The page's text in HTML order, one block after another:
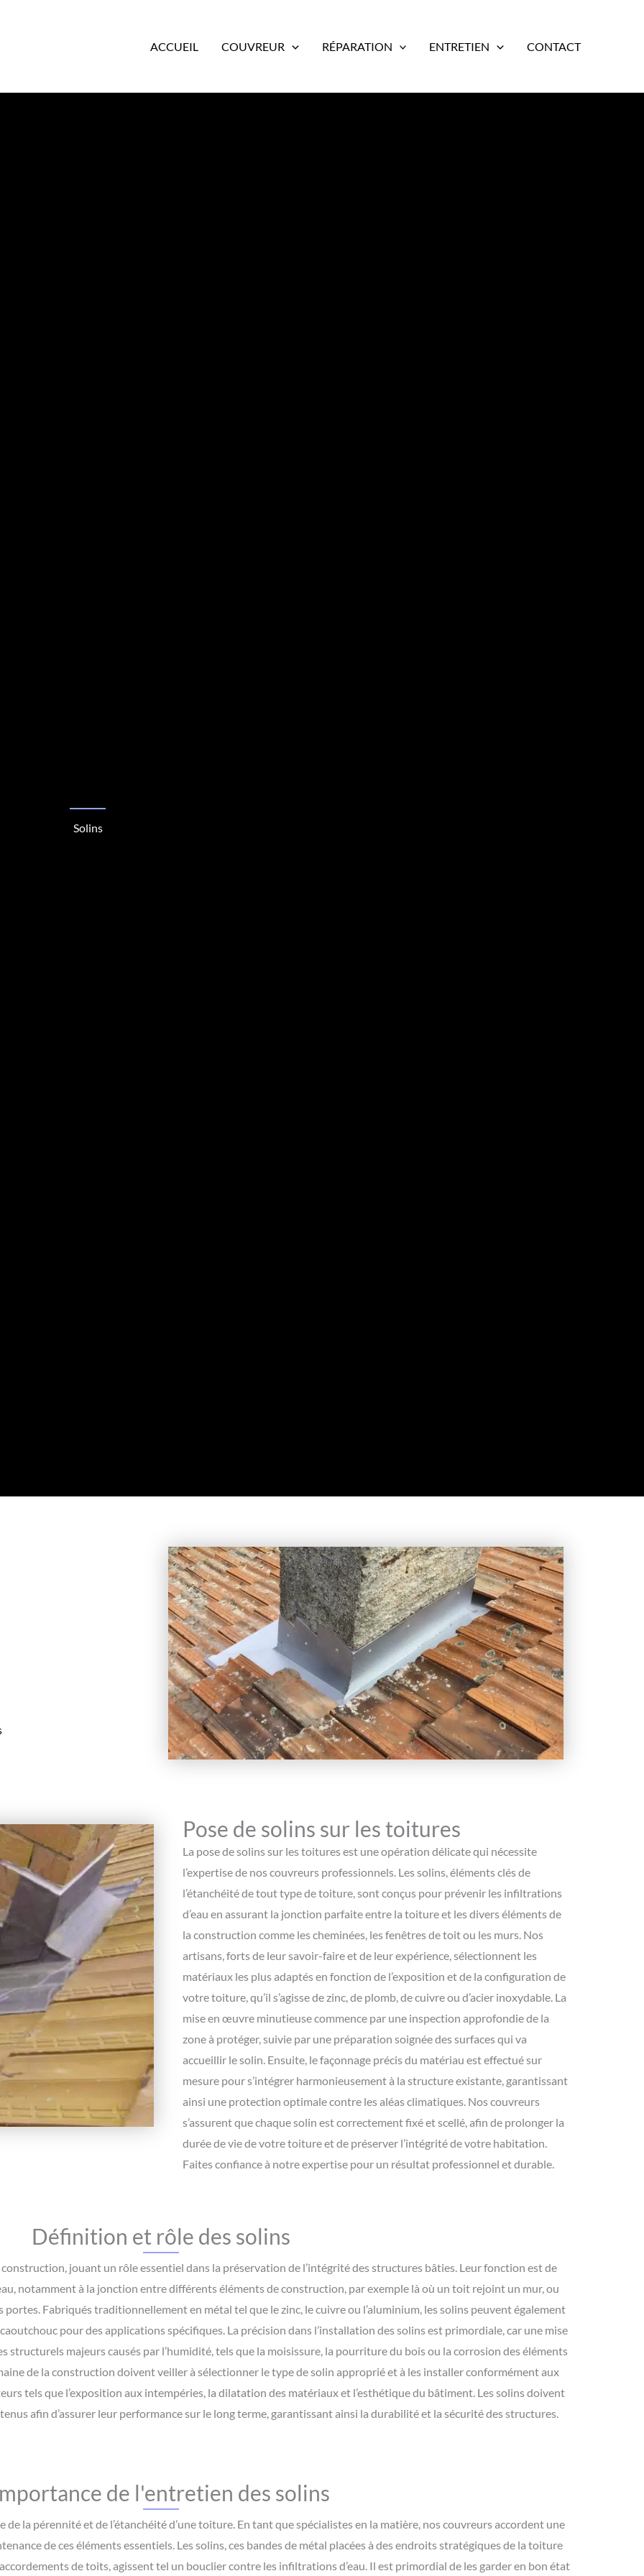
ACCUEIL COUVREUR RÉPARATION ENTRETIEN CONTACT
Solins
Pose de solins sur les toitures
La pose de solins sur les toitures est une opération délicate qui nécessite
l’expertise de nos couvreurs professionnels. Les solins, éléments clés de
l’étanchéité de tout type de toiture, sont conçus pour prévenir les infiltrations
d’eau en assurant la jonction parfaite entre la toiture et les divers éléments de
la construction comme les cheminées, les fenêtres de toit ou les murs. Nos
artisans, forts de leur savoir-faire et de leur expérience, sélectionnent les
matériaux les plus adaptés en fonction de l’exposition et de la configuration de
votre toiture, qu’il s’agisse de zinc, de plomb, de cuivre ou d’acier inoxydable. La
mise en œuvre minutieuse commence par une inspection approfondie de la
zone à protéger, suivie par une préparation soignée des surfaces qui va
accueillir le solin. Ensuite, le façonnage précis du matériau est effectué sur
mesure pour s’intégrer harmonieusement à la structure existante, garantissant
ainsi une protection optimale contre les aléas climatiques. Nos couvreurs
s’assurent que chaque solin est correctement fixé et scellé, afin de prolonger la
durée de vie de votre toiture et de préserver l’intégrité de votre habitation.
Faites confiance à notre expertise pour un résultat professionnel et durable.
Définition et rôle des solins
jouant un rôle essentiel dans la préservation de l’intégrité des structures bâties. Leur fonction est de
notamment à la jonction entre différents éléments de construction, par exemple là où un toit rejoint un mur, ou
Fabriqués traditionnellement en métal tel que le zinc, le cuivre ou l’aluminium, les solins peuvent également
pour des applications spécifiques. La précision dans l’installation des solins est primordiale, car une mise
structurels majeurs causés par l’humidité, tels que la moisissure, la pourriture du bois ou la corrosion des éléments
de la construction doivent veiller à sélectionner le type de solin approprié et à les installer conformément aux
tels que l’exposition aux intempéries, la dilatation des matériaux et l’esthétique du bâtiment. Les solins doivent
afin d’assurer leur performance sur le long terme, garantissant ainsi la durabilité et la sécurité des structures.
de l'entretien des solins
de la pérennité et de l’étanchéité d’une toiture. En tant que spécialistes en la matière, nos couvreurs accordent une
de ces éléments essentiels. Les solins, ces bandes de métal placées à des endroits stratégiques de la toiture
de toits, agissent tel un bouclier contre les infiltrations d’eau. Il est primordial de les garder en bon état